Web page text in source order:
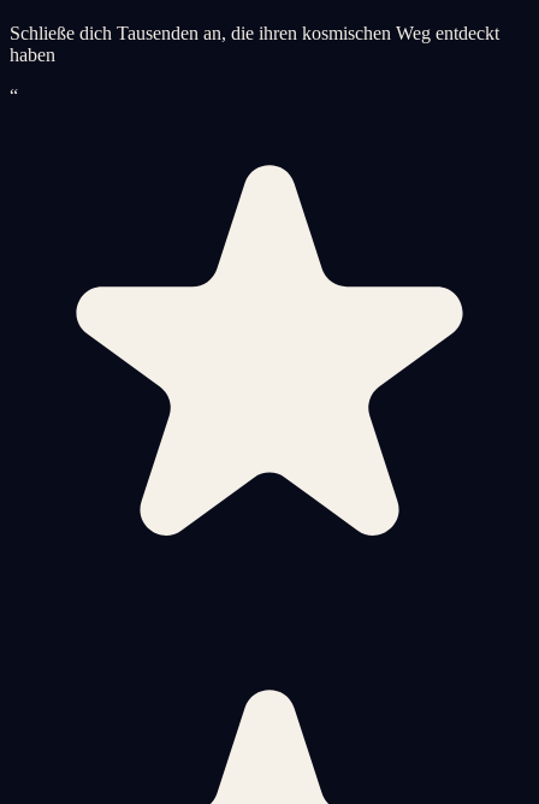
Schließe dich Tausenden an, die ihren kosmischen Weg entdeckt
haben
“